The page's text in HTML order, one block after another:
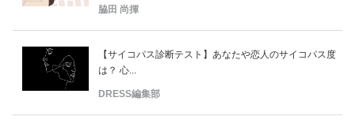
脇田 尚揮
【サイコパス診断テスト】あなたや恋人のサイコパス度
は？ 心...
DRESS編集部